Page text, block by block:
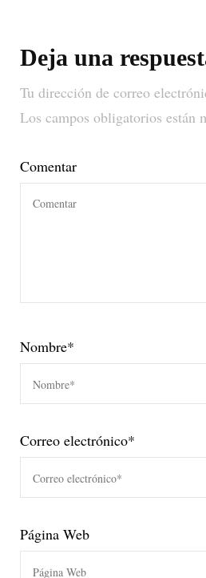
Deja una
Tu dirección de correo
Los campos obligatorios están
Comentar
Nombre*
Correo electrónico*
Página Web